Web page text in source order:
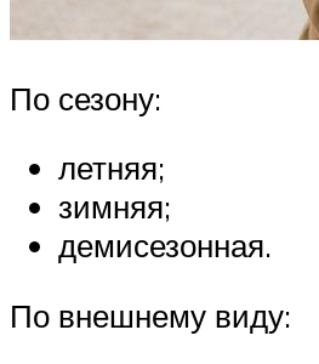
По сезону:
летняя;
зимняя;
демисезонная.
По внешнему виду: